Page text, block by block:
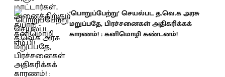
‘பொறுப்பேற்று’ செயல்பட த.வெ.க அரசு
மறுப்பதே, பிரச்சனைகள் அதிகரிக்கக்
காரணம்! : கனிமொழி கண்டனம்!